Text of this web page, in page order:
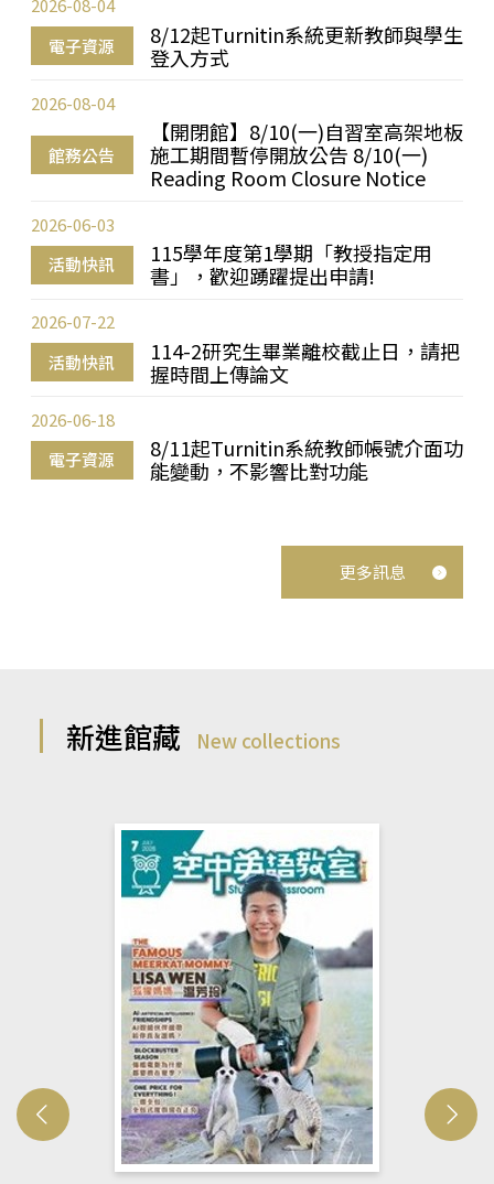
電子資源
8/12起Turnitin系統更新教師與學生
登入方式
2026-08-04
館務公告
【開閉館】8/10(一)自習室高架地板
施工期間暫停開放公告 8/10(一)
Reading Room Closure Notice
2026-08-04
活動快訊
115學年度第1學期「教授指定用
書」，歡迎踴躍提出申請!
2026-06-03
活動快訊
114-2研究生畢業離校截止日，請把
握時間上傳論文
2026-07-22
電子資源
8/11起Turnitin系統教師帳號介面功
能變動，不影響比對功能
2026-06-18
更多訊息
新進館藏 New collections